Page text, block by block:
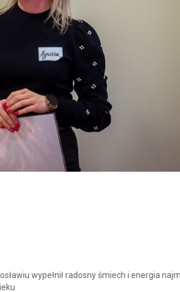
wypełnił radosny śmiech i energia